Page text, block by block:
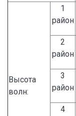
Высота
волн:
1
район
2
район
3
район
4